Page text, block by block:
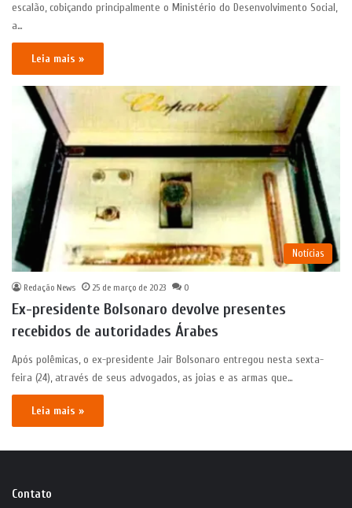
escalão, cobiçando principalmente o Ministério do Desenvolvimento Social,
a…
Leia mais »
Notícias
Redação News 25 de março de 2023 0
Ex-presidente Bolsonaro devolve presentes
recebidos de autoridades Árabes
Após polêmicas, o ex-presidente Jair Bolsonaro entregou nesta sexta-
feira (24), através de seus advogados, as joias e as armas que…
Leia mais »
Contato